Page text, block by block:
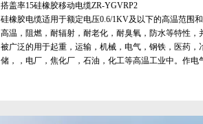
搭盖率15硅橡胶移动电缆ZR-YGVRP2
硅橡胶电缆适用于额定电压0.6/1KV及以下的高温范围
高温，阻燃，耐辐射，耐老化，耐臭氧，防水等特性，
被广泛的用于起重，运输，机械，电气，钢铁，医药，
储，，电厂，焦化厂，石油，化工等高温工业中。作电